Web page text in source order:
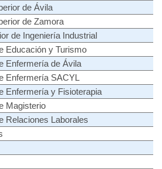
de Ávila
de Zamora
de Ingeniería Industrial
Educación y Turismo
Enfermería de Ávila
Enfermería SACYL
Enfermería y Fisioterapia
Magisterio
Relaciones Laborales